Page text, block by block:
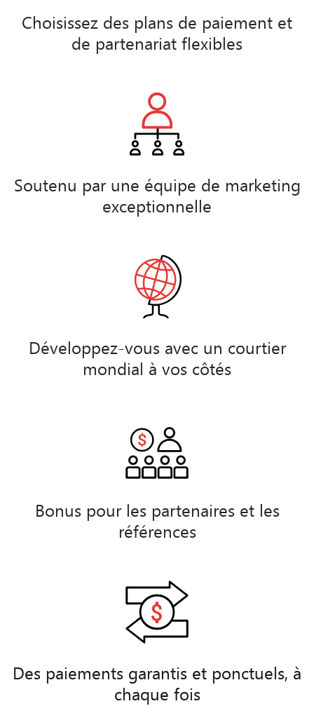
Choisissez des plans de paiement et
de partenariat flexibles
Soutenu par une équipe de marketing
exceptionnelle
Développez-vous avec un courtier
mondial à vos côtés
Bonus pour les partenaires et les
références
Des paiements garantis et ponctuels, à
chaque fois